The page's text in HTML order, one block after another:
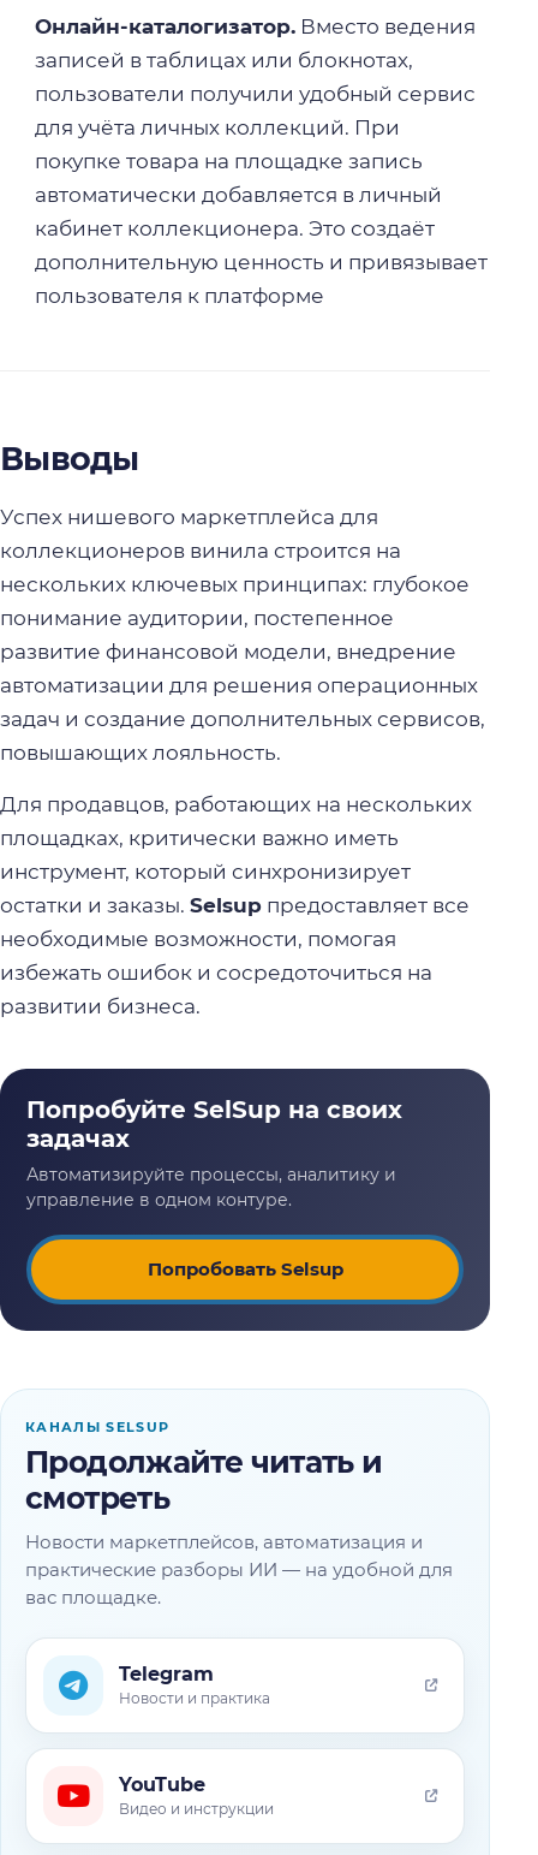
Онлайн-каталогизатор.Вместо ведения
записей в таблицах или блокнотах,
пользователи получили удобный сервис
для учёта личных коллекций. При
покупке товара на площадке запись
автоматически добавляется в личный
кабинет коллекционера. Это создаёт
дополнительную ценность и привязывает
пользователя к платформе
Выводы
Успех нишевого маркетплейса для
коллекционеров винила строится на
нескольких ключевых принципах: глубокое
понимание аудитории, постепенное
развитие финансовой модели, внедрение
автоматизации для решения операционных
задач и создание дополнительных сервисов,
повышающих лояльность.
Для продавцов, работающих на нескольких
площадках, критически важно иметь
инструмент, который синхронизирует
остатки и заказы. Selsup предоставляет все
необходимые возможности, помогая
избежать ошибок и сосредоточиться на
развитии бизнеса.
Попробовать Selsup
КАНАЛЫ SELSUP
Продолжайте читать и
смотреть
Новости маркетплейсов, автоматизация и
практические разборы ИИ — на удобной для
вас площадке.
Telegram
Новости и практика
YouTube
Видео и инструкции